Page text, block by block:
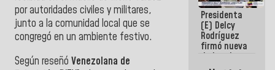
por autoridades civiles y militares,
junto a la comunidad local que se
congregó en un ambiente festivo.
Según reseñó Venezolana de
en Caracas
Presidenta
(E) Delcy
Rodríguez
firmó nueva
de Ley de
Arrendamiento